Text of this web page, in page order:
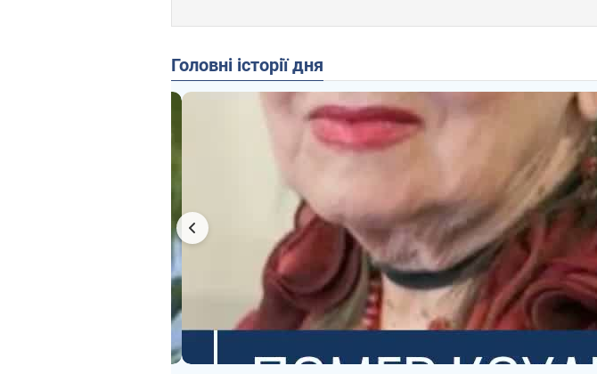
Головні історії дня